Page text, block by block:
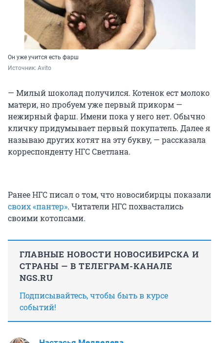
Он уже учится есть фарш
Источник: Avito
— Милый шоколад получился. Котенок ест молоко
матери, но пробуем уже первый прикорм —
нежирный фарш. Имени пока у него нет. Обычно
кличку придумывает первый покупатель. Далее я
называю других котят на эту букву, — рассказала
корреспонденту НГС Светлана.
Ранее НГС писал о том, что новосибирцы показали
своих «пантер». Читатели НГС похвастались
своими котопсами.
ГЛАВНЫЕ НОВОСТИ НОВОСИБИРСКА И
СТРАНЫ — В ТЕЛЕГРАМ-КАНАЛЕ
NGS.RU
Подписывайтесь, чтобы быть в курсе
событий!